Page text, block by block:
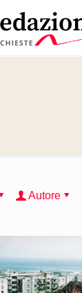
Autore